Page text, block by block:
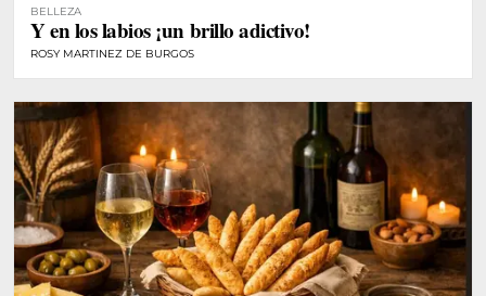
BELLEZA
Y en los labios ¡un brillo adictivo!
ROSY MARTINEZ DE BURGOS